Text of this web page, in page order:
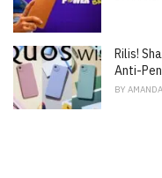
Rilis!
Anti-
BY AMANDA